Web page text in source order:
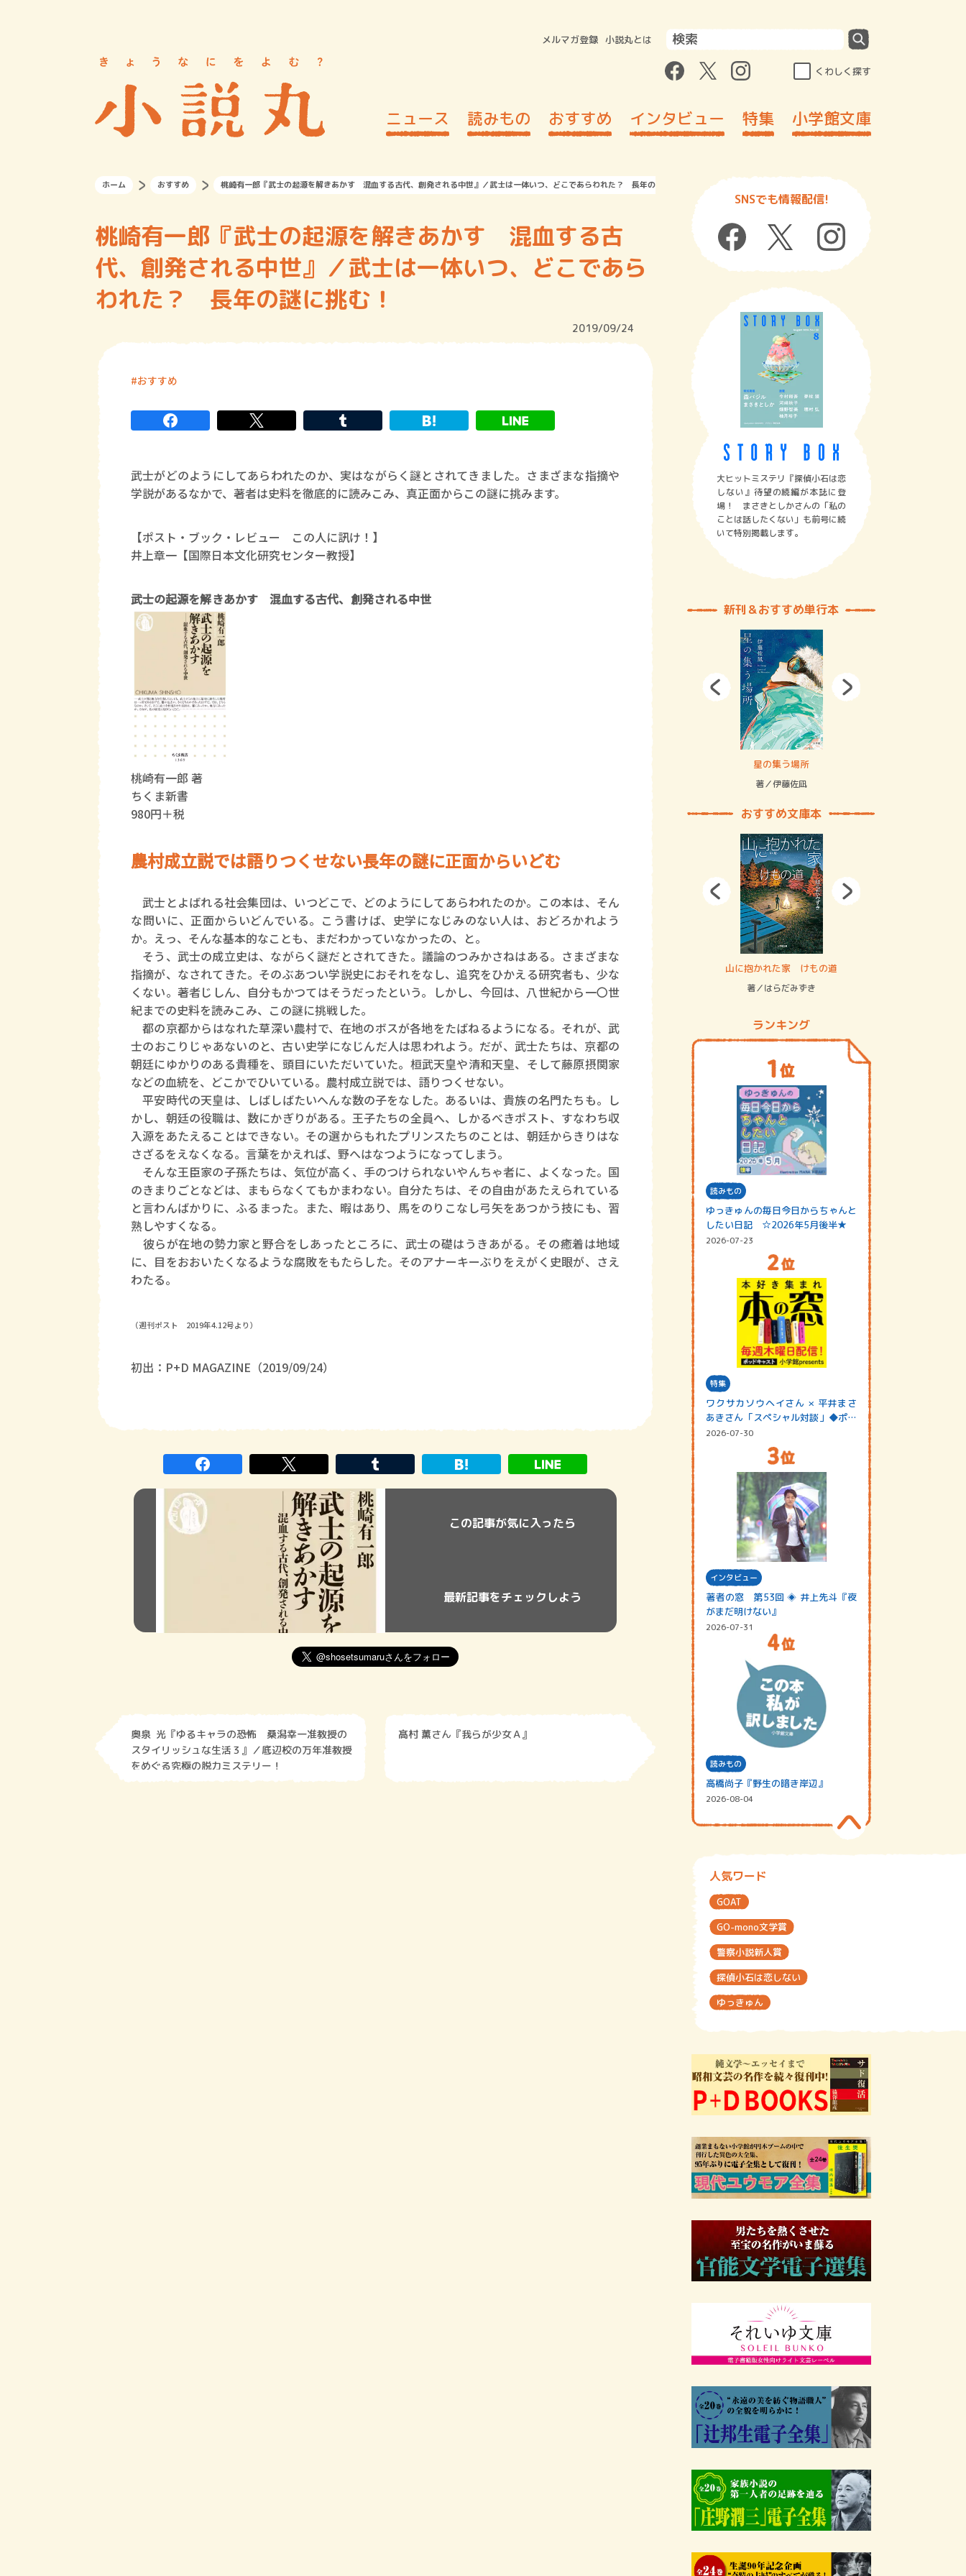
メルマガ登録 小説丸とは
くわしく探す
ニュース 読みもの おすすめ インタビュー 特集 小学館文庫
ホーム おすすめ 桃崎有一郎『武士の起源を解きあかす 混血する古代、創発される中世』／武士は一体いつ、どこであらわれた？ 長年の謎に挑む！
桃崎有一郎『武士の起源を解きあかす 混血する古
代、創発される中世』／武士は一体いつ、どこであら
われた？ 長年の謎に挑む！
2019/09/24
おすすめ
武士がどのようにしてあらわれたのか、実はながらく謎とされてきました。さまざまな指摘や
学説があるなかで、著者は史料を徹底的に読みこみ、真正面からこの謎に挑みます。
【ポスト・ブック・レビュー この人に訊け！】
井上章一【国際日本文化研究センター教授】
武士の起源を解きあかす 混血する古代、創発される中世
桃崎有一郎 著
ちくま新書
980円＋税
農村成立説では語りつくせない長年の謎に正面からいどむ
武士とよばれる社会集団は、いつどこで、どのようにしてあらわれたのか。この本は、そん
な問いに、正面からいどんでいる。こう書けば、史学になじみのない人は、おどろかれよう
か。えっ、そんな基本的なことも、まだわかっていなかったの、と。
そう、武士の成立史は、ながらく謎だとされてきた。議論のつみかさねはある。さまざまな
指摘が、なされてきた。そのぶあつい学説史におそれをなし、追究をひかえる研究者も、少な
くない。著者じしん、自分もかつてはそうだったという。しかし、今回は、八世紀から一〇世
紀までの史料を読みこみ、この謎に挑戦した。
都の京都からはなれた草深い農村で、在地のボスが各地をたばねるようになる。それが、武
士のおこりじゃあないのと、古い史学になじんだ人は思われよう。だが、武士たちは、京都の
朝廷にゆかりのある貴種を、頭目にいただいていた。桓武天皇や清和天皇、そして藤原摂関家
などの血統を、どこかでひいている。農村成立説では、語りつくせない。
平安時代の天皇は、しばしばたいへんな数の子をなした。あるいは、貴族の名門たちも。し
かし、朝廷の役職は、数にかぎりがある。王子たちの全員へ、しかるべきポスト、すなわち収
入源をあたえることはできない。その選からもれたプリンスたちのことは、朝廷からきりはな
さざるをえなくなる。言葉をかえれば、野へはなつようになってしまう。
そんな王臣家の子孫たちは、気位が高く、手のつけられないやんちゃ者に、よくなった。国
のきまりごとなどは、まもらなくてもかまわない。自分たちは、その自由があたえられている
と言わんばかりに、ふるまった。また、暇はあり、馬をのりこなし弓矢をあつかう技にも、習
熟しやすくなる。
彼らが在地の勢力家と野合をしあったところに、武士の礎はうきあがる。その癒着は地域
に、目をおおいたくなるような腐敗をもたらした。そのアナーキーぶりをえがく史眼が、さえ
わたる。
（週刊ポスト 2019年4.12号より）
初出：P+D MAGAZINE（2019/09/24）
この記事が気に入ったら
最新記事をチェックしよう
奥泉 光『ゆるキャラの恐怖 桑潟幸一准教授の
スタイリッシュな生活３』／底辺校の万年准教授
をめぐる究極の脱力ミステリー！
髙村 薫さん『我らが少女Ａ』
SNSでも情報配信!
大ヒットミステリ『探偵小石は恋
しない』待望の続編が本誌に登
場！ まさきとしかさんの「私の
ことは話したくない」も前号に続
いて特別掲載します。
新刊＆おすすめ単行本
賞金稼ぎスリーサム！ 二重拘束の… 星の集う場所
著／伊藤佐凪
おすすめ文庫本
ロボット・イン・ザ・システム
著／デボラ・イン…
山に抱かれた家 けもの道
著／はらだみずき
ランキング
読みもの
ゆっきゅんの毎日今日からちゃんと
したい日記 ☆2026年5月後半★
2026-07-23
特集
ワクサカソウヘイさん × 平井まさ
あきさん「スペシャル対談」◆ポッ
ドキャスト…
2026-07-30
インタビュー
著者の窓 第53回 ◈ 井上先斗『夜
がまだ明けない』
2026-07-31
読みもの
高橋尚子『野生の暗き岸辺』
2026-08-04
人気ワード
GOAT
GO-mono文学賞
警察小説新人賞
探偵小石は恋しない
ゆっきゅん